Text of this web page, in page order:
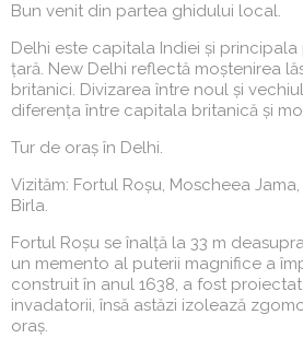
Bun venit din partea ghidului local.
Delhi este capitala Indiei și
țară. New Delhi reflectă moștenirea
britanici. Divizarea între noul și
diferența între capitala britanică și
Tur de oraș în Delhi.
Vizităm: Fortul Roșu, Moscheea
Birla.
Fortul Roșu se înalță la 33 m
un memento al puterii magnifice a
construit în anul 1638, a fost
invadatorii, însă astăzi izolează
oraș.